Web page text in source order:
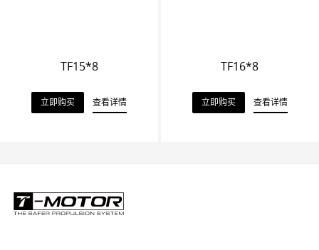
TF15*8
立即购买 查看详情
TF16*8
立即购买 查看详情